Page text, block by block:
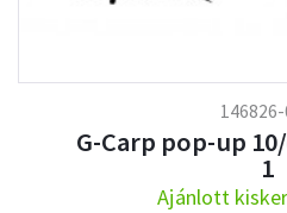
G-Carp pop-up
1
Ajánlott